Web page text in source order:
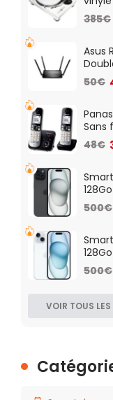
pre-
385€
Asus
50€
Sans
48€
128Go
500€
128Go
500€
VOIR TOUS